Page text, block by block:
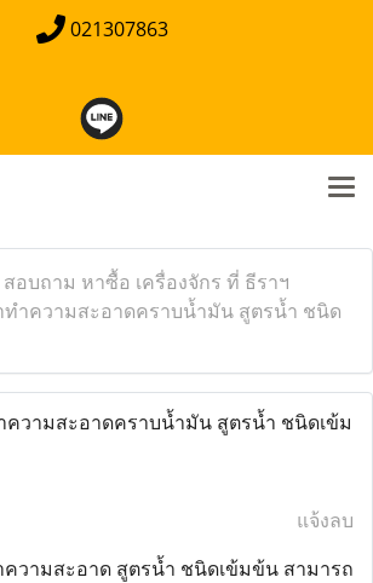
021307863
สอบถาม หาซื้อ เครื่องจักร ที่ ธีราฯ
ทำความสะอาดคราบน้ำมัน สูตรน้ำ ชนิด
ความสะอาดคราบน้ำมัน สูตรน้ำ ชนิดเข้ม
แจ้งลบ
ความสะอาด สูตรน้ำ ชนิดเข้มข้น สามารถ